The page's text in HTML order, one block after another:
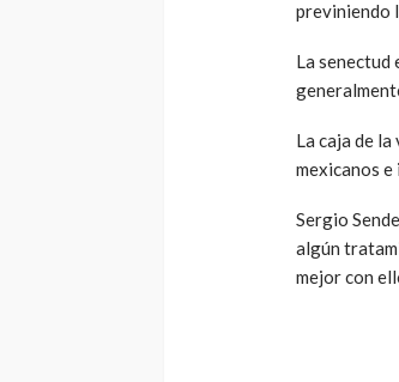
previniendo
La senectud
La caja de
mexicanos e
Sergio
algún
mejor con